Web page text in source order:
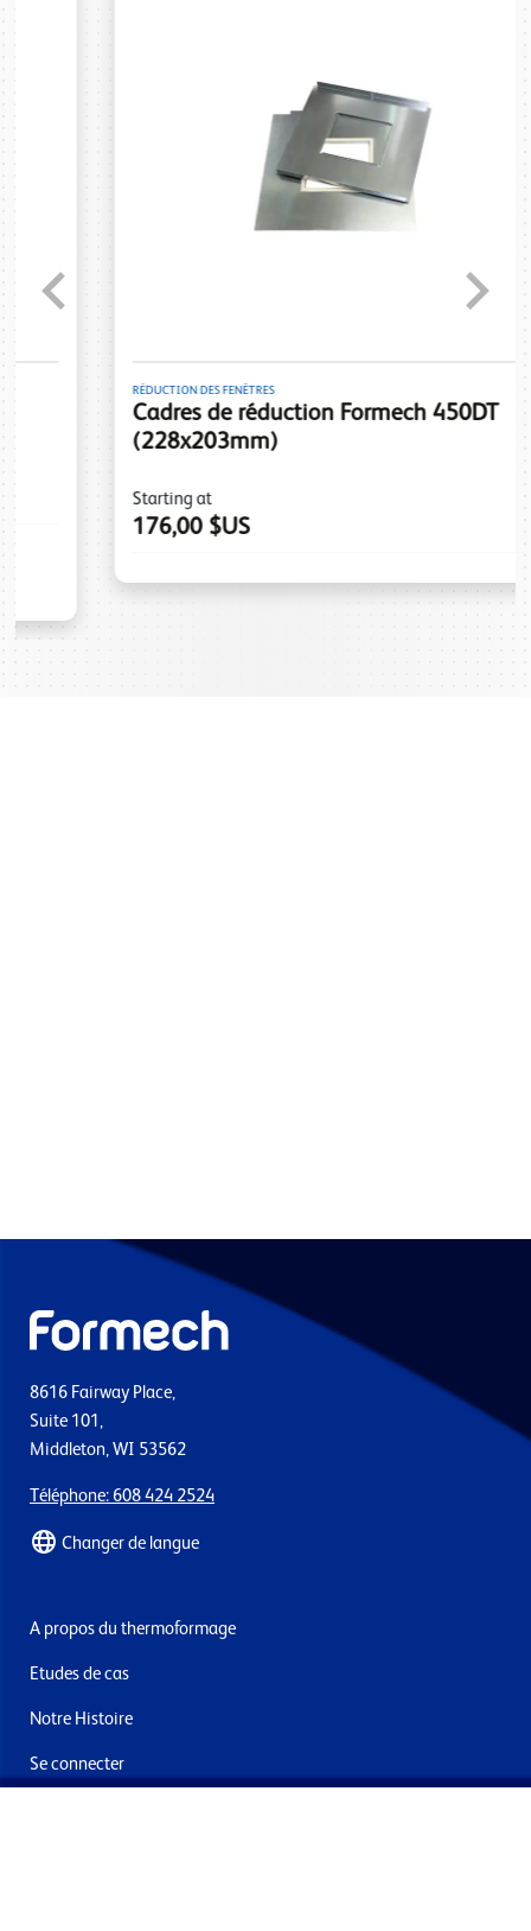
RÉDUCTION DES FENÊTRES
Cadres de réduction Formech 450DT
(228x203mm)
176,00 $US
Previous Next
8616 Fairway Place,
Suite 101,
Middleton, WI 53562
Téléphone: 608 424 2524
Changer de langue
A propos du thermoformage
Etudes de cas
Notre Histoire
Se connecter